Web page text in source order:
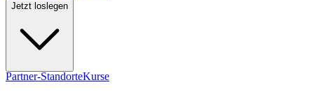
Jetzt loslegen
Partner-StandorteKurse